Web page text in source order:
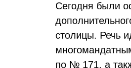
Сегодня были
столицы. Речь
по № 171, а